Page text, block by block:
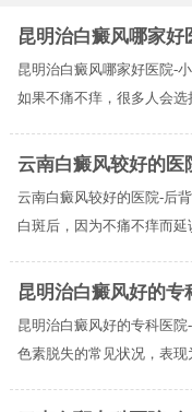
昆明治白癜风哪家
昆明治白癜风哪家好医院-
如果不痛不痒，很多人会选
云南白癜风较好的医
云南白癜风较好的医院-后
白斑后，因为不痛不痒而延
昆明治白癜风好的
昆明治白癜风好的专科医
色素脱失的常见状况，表现